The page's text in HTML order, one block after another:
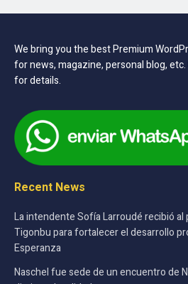
We bring you the best Premium
for news, magazine, personal blog,
for details.
Recent News
La intendente Sofía Larroudé recibió
Tigonbu para fortalecer el desarrollo
Esperanza
Naschel fue sede de un encuentro de